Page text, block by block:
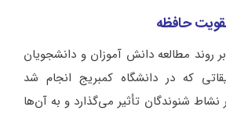
حافظه
روند مطالعه دانش آموزان و دانشجویان
که در دانشگاه کمبریج انجام شد
شنوندگان تأثیر می‌گذارد و به آن‌ها